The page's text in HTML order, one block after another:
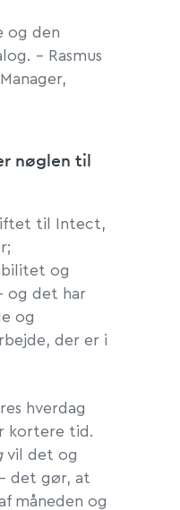
og den
- Rasmus
,
nøglen til
til Intect,
og
og det har
og
der er i
hverdag
kortere tid.
vil det og
det gør, at
måneden og